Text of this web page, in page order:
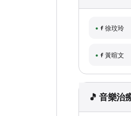
徐玟玲
黃暄文
🎵 音樂治